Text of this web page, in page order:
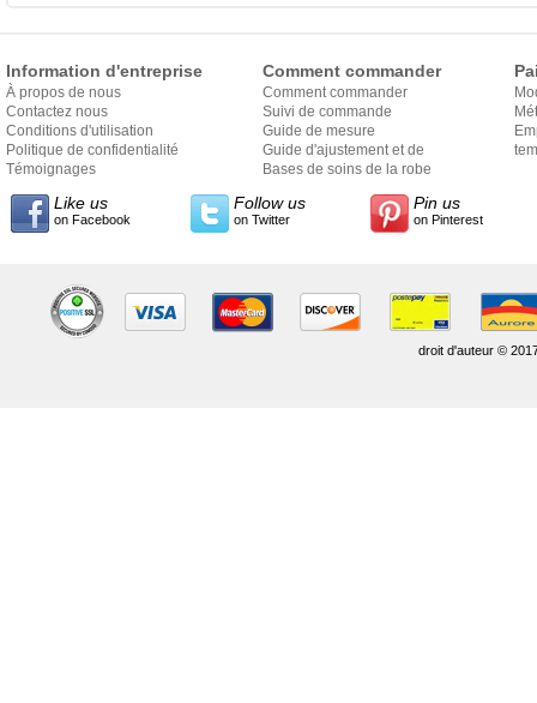
Information d'entreprise
À propos de nous
Contactez nous
Conditions d'utilisation
Politique de confidentialité
Témoignages
Comment commander
Comment commander
Suivi de commande
Guide de mesure
Guide d'ajustement et de
style
Bases de soins de la robe
Like us
on Facebook
Follow us
on Twitter
Pin us
on Pinterest
droit d'auteur ©